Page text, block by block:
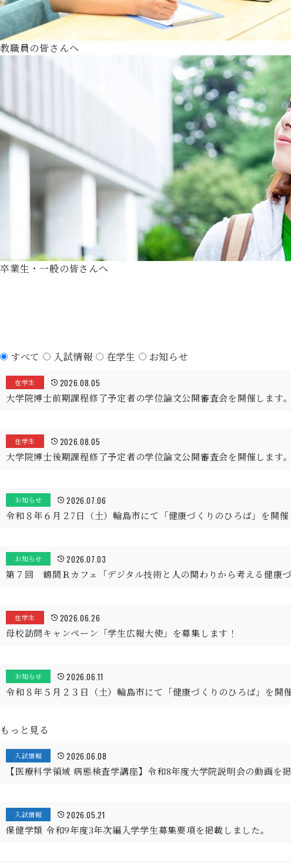
教職員の皆さんへ
卒業生・一般の皆さんへ
すべて 入試情報 在学生 お知らせ
在学生 2026.08.05
大学院博士前期課程修了予定者の学位論文公開審査会を開催します。
在学生 2026.08.05
大学院博士後期課程修了予定者の学位論文公開審査会を開催します。
お知らせ 2026.07.06
令和８年６月２7日（土）輪島市にて「健康づくりのひろば」を開催
お知らせ 2026.07.03
第７回 鶴間Ｒカフェ「デジタル技術と人の関わりから考える健康
在学生 2026.06.26
母校訪問キャンペーン「学生広報大使」を募集します！
お知らせ 2026.06.11
令和８年５月２３日（土）輪島市にて「健康づくりのひろば」を開
もっと見る
入試情報 2026.06.08
【医療科学領域 病態検査学講座】令和8年度大学院説明会の動画を
入試情報 2026.05.21
保健学類 令和9年度3年次編入学学生募集要項を掲載しました。